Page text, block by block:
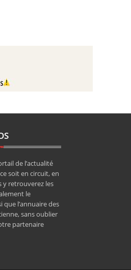
de l’actualité
soit en circuit, en
y retrouverez les
le
que l’annuaire des
sans oublier
partenaire